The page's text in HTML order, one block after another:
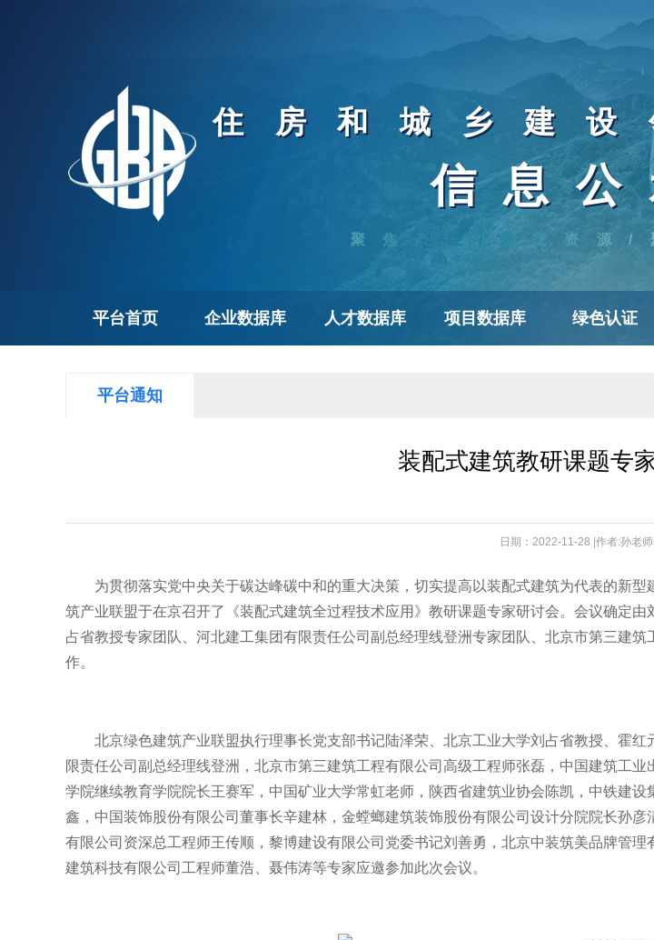
住房和城乡建
信息公
聚焦产业/聚拢资源/
平台首页 企业数据库 人才数据库 项目数据库 绿色认证
平台通知
装配式建筑教研课题专
日期：2022-11-28 |作者:孙老
为贯彻落实党中央关于碳达峰碳中和的重大决策，切实提高以装配式建筑为代表的新
筑产业联盟于在京召开了《装配式建筑全过程技术应用》教研课题专家研讨会。会议确定
占省教授专家团队、河北建工集团有限责任公司副总经理线登洲专家团队、北京市第三建
作。
北京绿色建筑产业联盟执行理事长党支部书记陆泽荣、北京工业大学刘占省教授、霍
限责任公司副总经理线登洲，北京市第三建筑工程有限公司高级工程师张磊，中国建筑工
学院继续教育学院院长王赛军，中国矿业大学常虹老师，陕西省建筑业协会陈凯，中铁建
鑫，中国装饰股份有限公司董事长辛建林，金螳螂建筑装饰股份有限公司设计分院院长孙
有限公司资深总工程师王传顺，黎博建设有限公司党委书记刘善勇，北京中装筑美品牌管
建筑科技有限公司工程师董浩、聂伟涛等专家应邀参加此次会议。